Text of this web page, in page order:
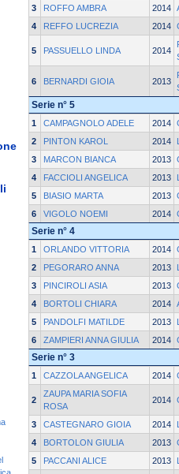
3
ROFFO AMBRA 2014
4
REFFO LUCREZIA 2014
5 PASSUELLO LINDA 2014
6 BERNARDI GIOIA 2013
Serie n° 5
1 CAMPAGNOLO ADELE 2014
2
PINTON KAROL 2014
3
MARCON BIANCA 2013
4
FACCIOLI ANGELICA 2013
5
BIASIO MARTA 2013
6
VIGOLO NOEMI 2014
Serie n° 4
1 ORLANDO VITTORIA 2014
2
PEGORARO ANNA 2013
3
PINCIROLI ASIA 2013
4
BORTOLI CHIARA 2014
5
PANDOLFI MATILDE 2013
6
ZAMPIERI ANNA GIULIA 2014
Serie n° 3
1 CAZZOLA ANGELICA 2014
2
ZAUPA MARIA SOFIA
ROSA
2014
3 CASTEGNARO GIOIA 2014
4
BORTOLON GIULIA 2013
5
PACCANI ALICE 2013